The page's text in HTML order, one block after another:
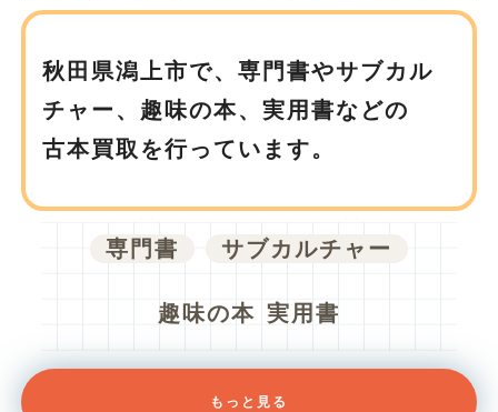
秋田県潟上市で、専門書やサブカル
チャー、趣味の本、実用書などの
古本買取を行っています。
専門書 サブカルチャー
趣味の本 実用書
もっと見る